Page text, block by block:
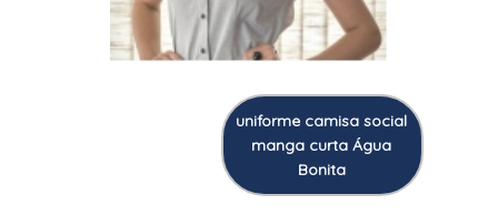
uniforme camisa social
manga curta Água
Bonita